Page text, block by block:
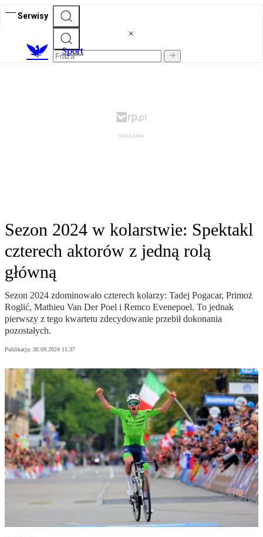
Serwisy
Sport
Sezon 2024 w kolarstwie: Spektakl
czterech aktorów z jedną rolą
główną
Sezon 2024 zdominowało czterech kolarzy: Tadej Pogacar, Primoż
Roglić, Mathieu Van Der Poel i Remco Evenepoel. To jednak
pierwszy z tego kwartetu zdecydowanie przebił dokonania
pozostałych.
Publikacja: 30.09.2024 11:37